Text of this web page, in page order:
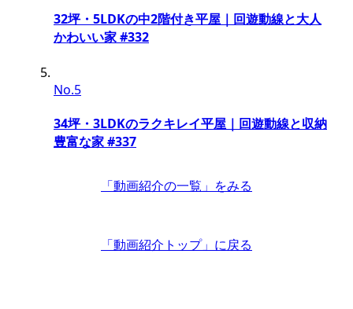
32坪・5LDKの中2階付き平屋｜回遊動線と大人
かわいい家 #332
No.5
34坪・3LDKのラクキレイ平屋｜回遊動線と収納
豊富な家 #337
「動画紹介の一覧」 をみる
「動画紹介トップ」 に戻る